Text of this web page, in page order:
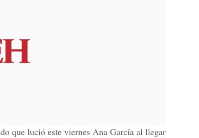
que lució este viernes Ana García al llegar